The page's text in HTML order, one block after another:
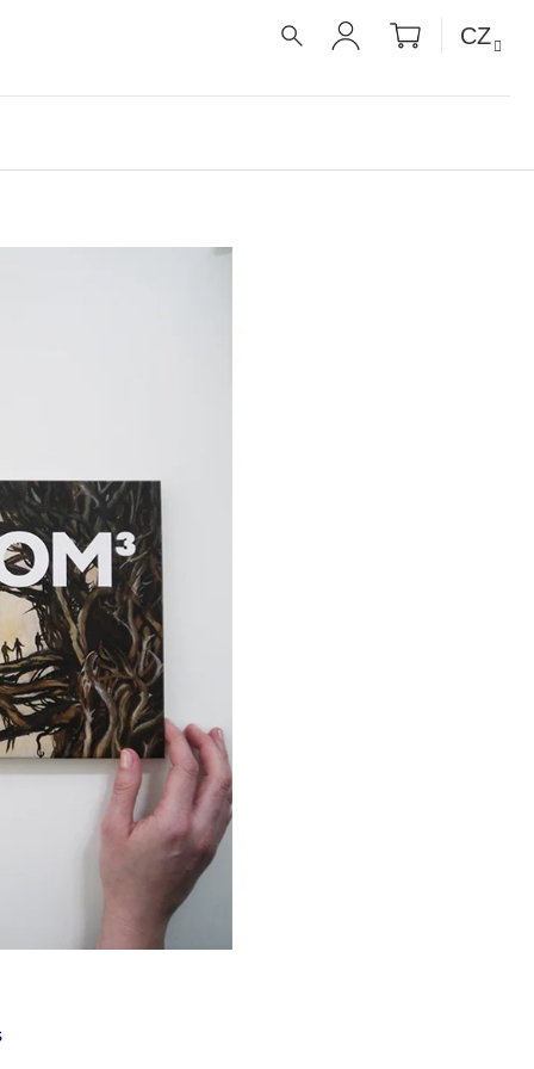
PŘIHLÁŠENÍ
NÁKUPNÍ
KOŠÍK
CZ
RECEPTY PRO
KLIMA